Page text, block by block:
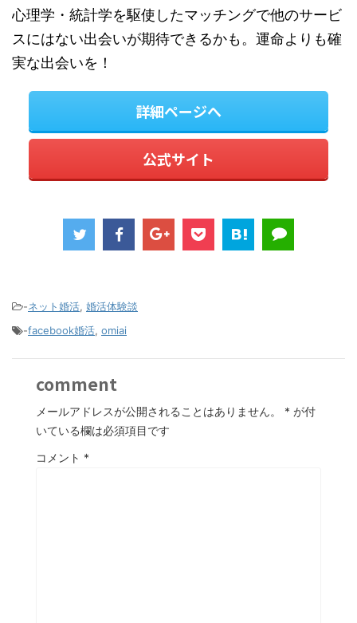
心理学・統計学を駆使したマッチングで他のサービ
スにはない出会いが期待できるかも。運命よりも確
実な出会いを！
詳細ページへ
公式サイト
-ネット婚活, 婚活体験談
-facebook婚活, omiai
comment
メールアドレスが公開されることはありません。 * が付
いている欄は必須項目です
コメント *